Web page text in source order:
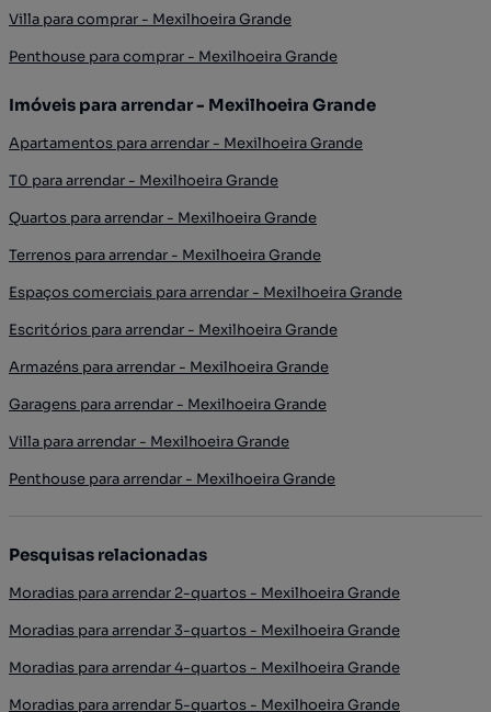
Villa para comprar - Mexilhoeira Grande
Penthouse para comprar - Mexilhoeira Grande
Imóveis para arrendar - Mexilhoeira Grande
Apartamentos para arrendar - Mexilhoeira Grande
T0 para arrendar - Mexilhoeira Grande
Quartos para arrendar - Mexilhoeira Grande
Terrenos para arrendar - Mexilhoeira Grande
Espaços comerciais para arrendar - Mexilhoeira Grande
Escritórios para arrendar - Mexilhoeira Grande
Armazéns para arrendar - Mexilhoeira Grande
Garagens para arrendar - Mexilhoeira Grande
Villa para arrendar - Mexilhoeira Grande
Penthouse para arrendar - Mexilhoeira Grande
Pesquisas relacionadas
Moradias para arrendar 2-quartos - Mexilhoeira Grande
Moradias para arrendar 3-quartos - Mexilhoeira Grande
Moradias para arrendar 4-quartos - Mexilhoeira Grande
Moradias para arrendar 5-quartos - Mexilhoeira Grande